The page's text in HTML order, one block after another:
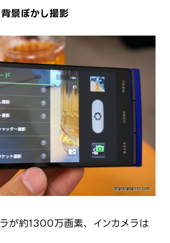
景ぼかし撮影
が約1300万画素、インカメラは